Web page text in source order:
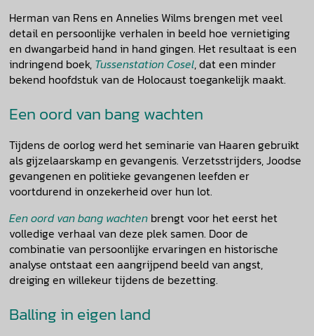
Herman van Rens en Annelies Wilms brengen met veel
detail en persoonlijke verhalen in beeld hoe vernietiging
en dwangarbeid hand in hand gingen. Het resultaat is een
indringend boek, Tussenstation Cosel, dat een minder
bekend hoofdstuk van de Holocaust toegankelijk maakt.
Een oord van bang wachten
Tijdens de oorlog werd het seminarie van Haaren gebruikt
als gijzelaarskamp en gevangenis. Verzetsstrijders, Joodse
gevangenen en politieke gevangenen leefden er
voortdurend in onzekerheid over hun lot.
Een oord van bang wachten brengt voor het eerst het
volledige verhaal van deze plek samen. Door de
combinatie van persoonlijke ervaringen en historische
analyse ontstaat een aangrijpend beeld van angst,
dreiging en willekeur tijdens de bezetting.
Balling in eigen land